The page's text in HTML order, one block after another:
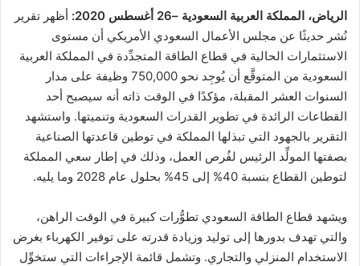
إلكترونيا
الرياض، المملكة العربية السعودية –26 أغسطس 2020:
أظهر تقرير
نُشر حديثًا عن مجلس الأعمال السعودي الأمريكي أن مستوى
الاستثمارات الحالية في قطاع الطاقة المتجدِّدة في المملكة العربية
السعودية من المتوقَّع أن يُوجِد نحو 750,000 وظيفة على مدار
السنوات العشر المقبلة، مؤكدًا في الوقت ذاته أنه سيصبح أحد
القطاعات الرائدة في تطوير القدرات السعودية وتنميتها. واستشهد
التقرير بالجهود التي تبذلها المملكة في توطين قاعدتها الصناعية
بصفتها المولِّد الرئيس لفُرص العمل، وذلك في إطار سعي المملكة
لتوطين القطاع بنسبة 40% إلى 45% بحلول عام 2028 وما يليه.
ويشهد قطاع الطاقة السعودي تطوُّرات كبيرة في الوقت الراهن،
والتي تهدف بدورها إلى توليد وزيادة قدرته على توفير الكهرباء بغرض
الاستخدام المنزلي والتجاري. وتشمل قائمة الإجراءات التي ستخوِّل